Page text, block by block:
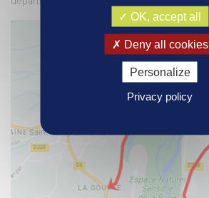
OK, accept all
Deny all cookies
Personalize
Privacy policy